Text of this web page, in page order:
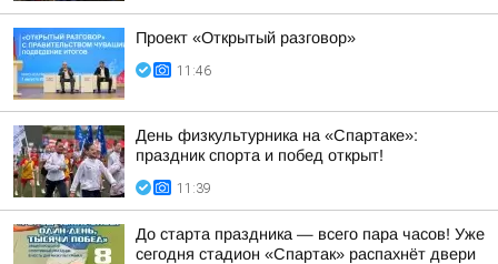
Проект «Открытый разговор»
11:46
День физкультурника на «Спартаке»:
праздник спорта и побед открыт!
11:39
До старта праздника — всего пара часов! Уже
сегодня стадион «Спартак» распахнёт двери